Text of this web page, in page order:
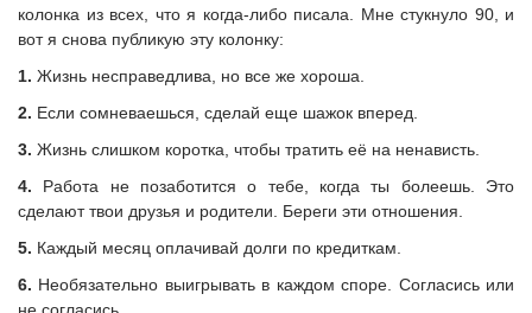
колонка из всех, что я когда-либо писала. Мне стукнуло 90, и
вот я снова публикую эту колонку:
1. Жизнь несправедлива, но все же хороша.
2. Если сомневаешься, сделай еще шажок вперед.
3. Жизнь слишком коротка, чтобы тратить её на ненависть.
4. Работа не позаботится о тебе, когда ты болеешь. Это
сделают твои друзья и родители. Береги эти отношения.
5. Каждый месяц оплачивай долги по кредиткам.
6. Необязательно выигрывать в каждом споре. Согласись или